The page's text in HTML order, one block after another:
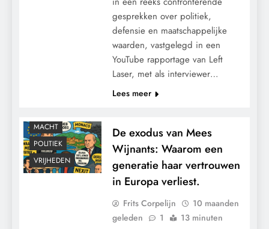
gesprekken over politiek,
defensie en maatschappelijke
waarden, vastgelegd in een
YouTube rapportage van Left
Laser, met als interviewer…
Lees meer
MACHT
POLITIEK
VRIJHEDEN
De exodus van Mees
Wijnants: Waarom een
generatie haar vertrouwen
in Europa verliest.
Frits Corpelijn
10 maanden
geleden
1 13 minuten